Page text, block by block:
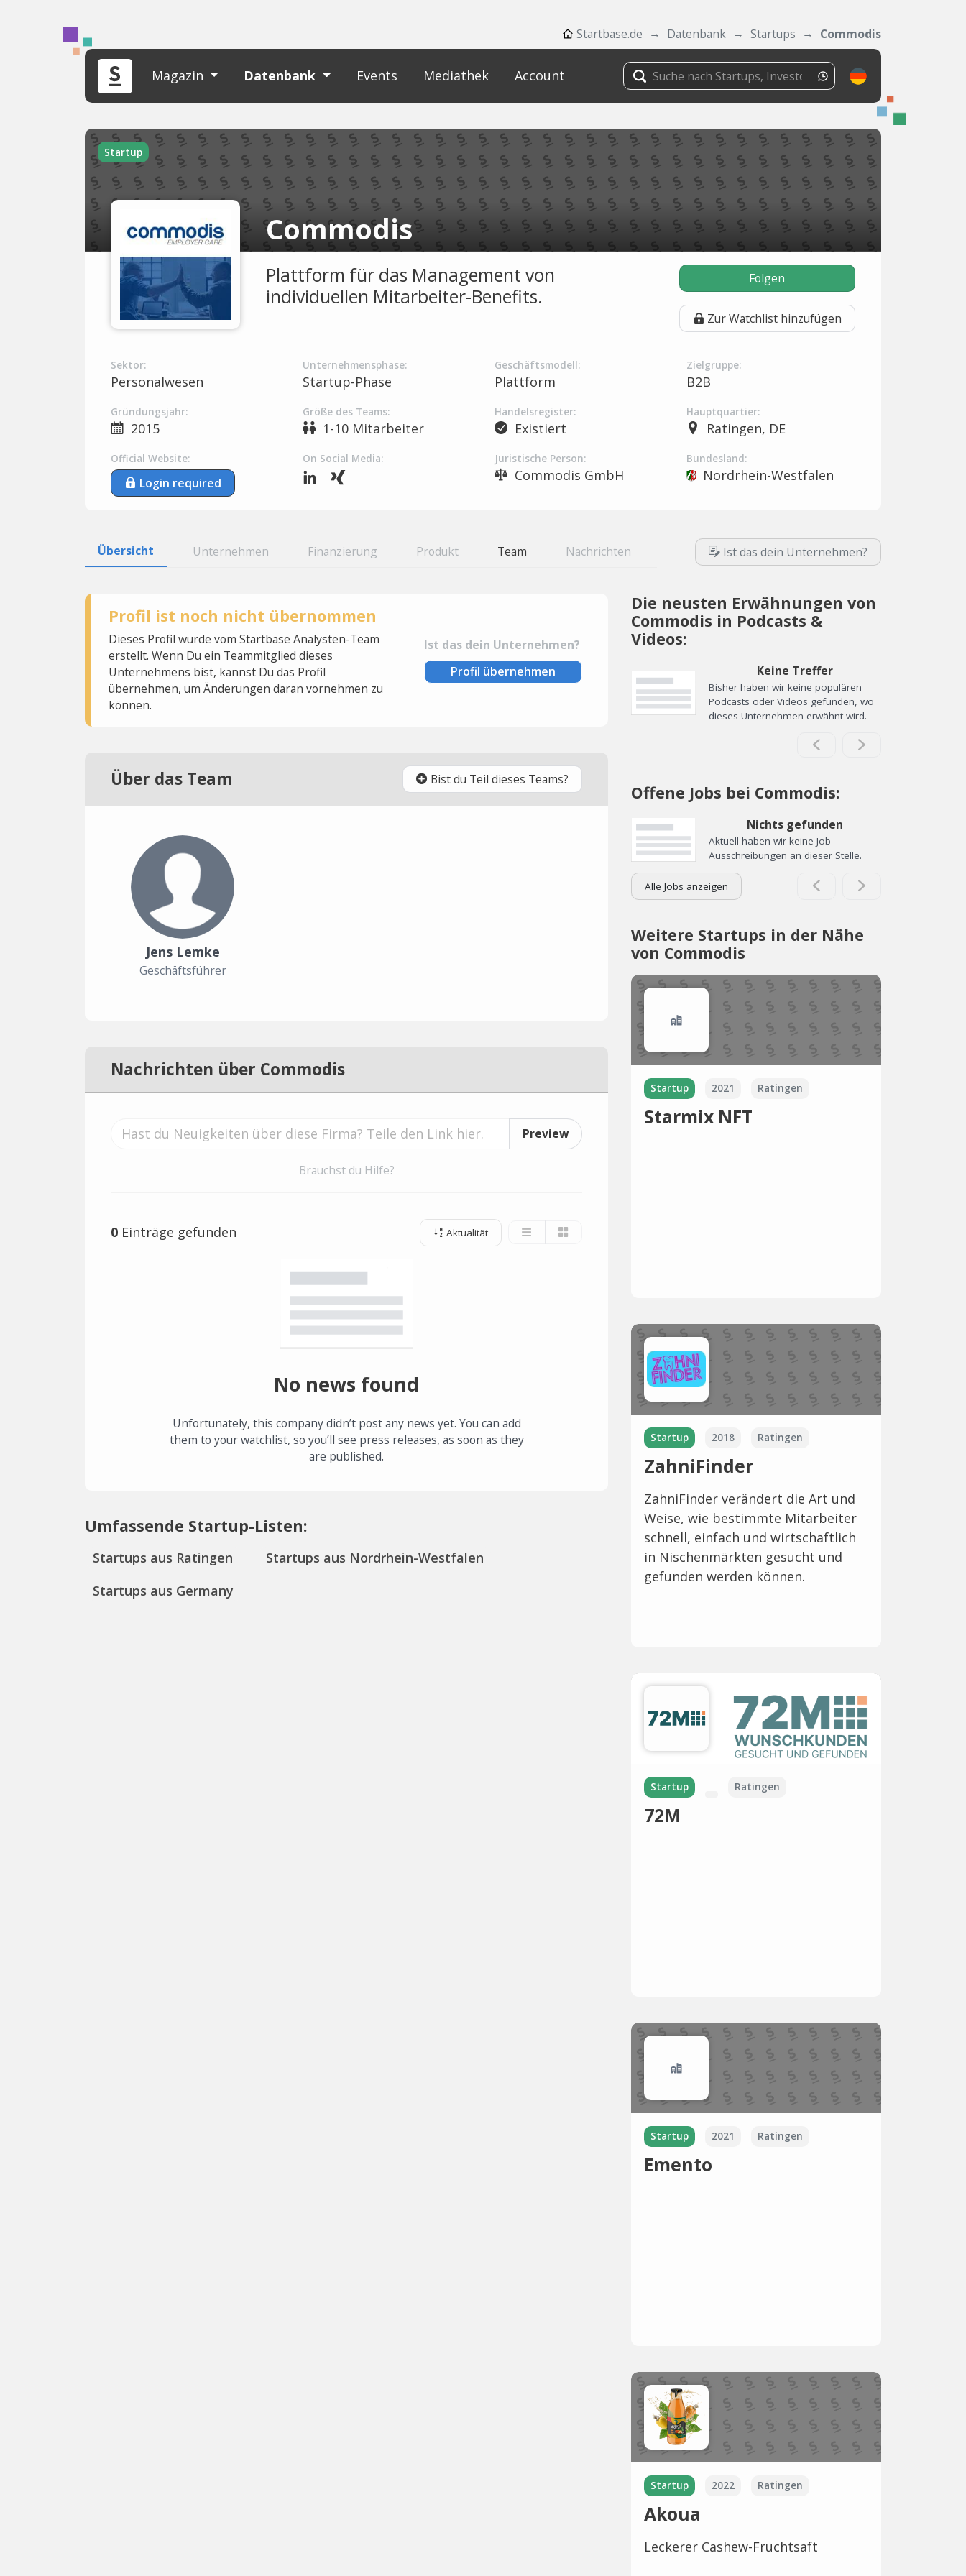
Startbase.de Datenbank Startups Commodis
Magazin Datenbank Events Mediathek Account
Startup
Commodis
Plattform für das Management von
individuellen Mitarbeiter-Benefits.
Folgen
Zur Watchlist hinzufügen
Sektor:
Personalwesen
Unternehmensphase:
Startup-Phase
Geschäftsmodell:
Plattform
Zielgruppe:
B2B
Gründungsjahr:
2015
Größe des Teams:
1-10 Mitarbeiter
Handelsregister:
Existiert
Hauptquartier:
Ratingen, DE
Official Website:
Login required
On Social Media: Juristische Person:
Commodis GmbH
Bundesland:
Nordrhein-Westfalen
Übersicht Unternehmen Finanzierung Produkt Team Nachrichten Ist das dein Unternehmen?
Profil ist noch nicht übernommen
Dieses Profil wurde vom Startbase Analysten-Team
erstellt. Wenn Du ein Teammitglied dieses
Unternehmens bist, kannst Du das Profil
übernehmen, um Änderungen daran vornehmen zu
können.
Ist das dein Unternehmen?
Profil übernehmen
Über das Team Bist du Teil dieses Teams?
Jens Lemke
Geschäftsführer
Nachrichten über Commodis
Preview
Brauchst du Hilfe?
0 Einträge gefunden Aktualität
No news found
Unfortunately, this company didn’t post any news yet. You can add
them to your watchlist, so you’ll see press releases, as soon as they
are published.
Umfassende Startup-Listen:
Startups aus Ratingen
Startups aus Nordrhein-Westfalen
Startups aus Germany
Die neusten Erwähnungen von
Commodis in Podcasts &
Videos:
Keine Treffer
Bisher haben wir keine populären
Podcasts oder Videos gefunden, wo
dieses Unternehmen erwähnt wird.
Offene Jobs bei Commodis:
Nichts gefunden
Aktuell haben wir keine Job-
Ausschreibungen an dieser Stelle.
Alle Jobs anzeigen
Weitere Startups in der Nähe
von Commodis
Startup 2021 Ratingen
Starmix NFT
Startup 2018 Ratingen
ZahniFinder
ZahniFinder verändert die Art und
Weise, wie bestimmte Mitarbeiter
schnell, einfach und wirtschaftlich
in Nischenmärkten gesucht und
gefunden werden können.
Startup Ratingen
72M
Startup 2021 Ratingen
Emento
Startup 2022 Ratingen
Akoua
Leckerer Cashew-Fruchtsaft